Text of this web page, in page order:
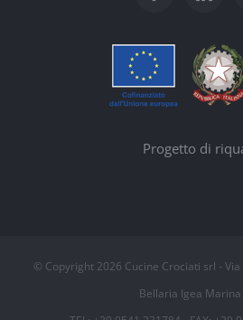
Progetto di
© Copyright 2026 Cucine Crociati srl -
Bellaria Igea Marina